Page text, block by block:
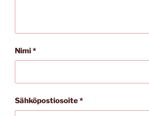
Nimi*
Sähköpostiosoite*